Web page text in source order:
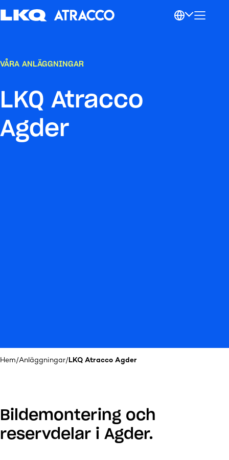
VÅRA ANLÄGGNINGAR
LKQ Atracco
Agder
Hem/Anläggningar/LKQ Atracco Agder
Bildemontering och
reservdelar i Agder.